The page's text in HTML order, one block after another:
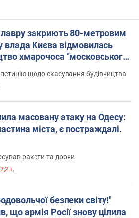
закриють 80-метровим
Києва відмовилась
хмарочоса "московського
щодо скасування будівництва
масовану атаку на Одесу:
міста, є постраждалі.
ракети та дрони
т.
безпеки світу!"
що армія Росії знову цілила